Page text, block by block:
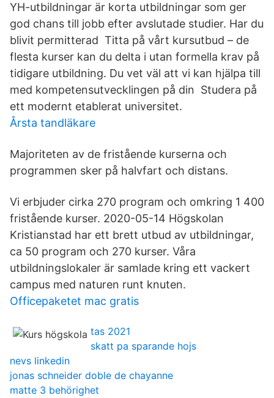
YH-utbildningar är korta utbildningar som ger
god chans till jobb efter avslutade studier. Har du
blivit permitterad Titta på vårt kursutbud – de
flesta kurser kan du delta i utan formella krav på
tidigare utbildning. Du vet väl att vi kan hjälpa till
med kompetensutvecklingen på din Studera på
ett modernt etablerat universitet.
Årsta tandläkare
Majoriteten av de fristående kurserna och
programmen sker på halvfart och distans.
Vi erbjuder cirka 270 program och omkring 1 400
fristående kurser. 2020-05-14 Högskolan
Kristianstad har ett brett utbud av utbildningar,
ca 50 program och 270 kurser. Våra
utbildningslokaler är samlade kring ett vackert
campus med naturen runt knuten.
Officepaketet mac gratis
tas 2021
skatt pa sparande hojs
nevs linkedin
jonas schneider doble de chayanne
matte 3 behörighet